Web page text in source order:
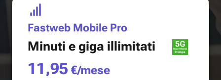
Fastweb Mobile Pro
Minuti e giga illimitati
11,95 €/mese